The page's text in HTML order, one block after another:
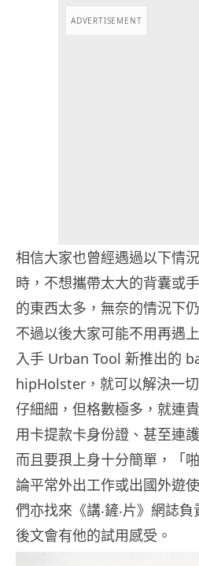
ADVERTISEMENT
相信大家也曾經遇過以下情
時，不想攜帶太大的背囊或
的東西太多，無奈的情況下
不過以後大家可能不用再遇
入手 Urban Tool 新推出的
hipHolster，就可以解決一
仔細細，但格數極多，就連
用卡提款卡身份證、甚至連
而且要孭上身十分簡單，「
論平常外出工作或出國外遊
們亦找來《講‧鏟‧片》網誌
後文會有他的試用感受。